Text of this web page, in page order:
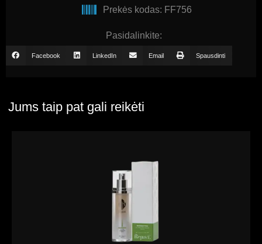
Prekės kodas: FF756
Pasidalinkite:
Facebook LinkedIn Email Spausdinti
Jums taip pat gali reikėti